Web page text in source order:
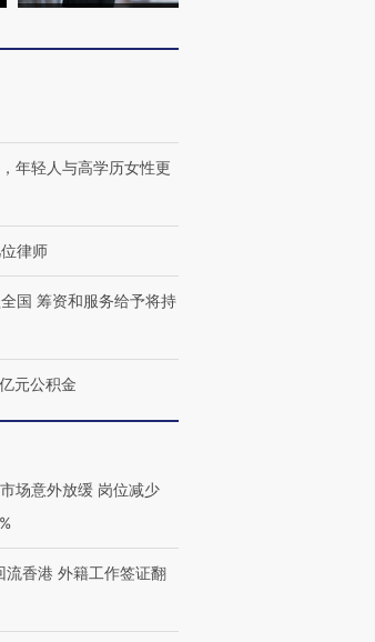
年轻人与高学历女性更
律师
国 筹资和服务给予将持
元公积金
场意外放缓 岗位减少
流香港 外籍工作签证翻